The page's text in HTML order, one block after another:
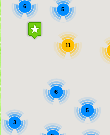
6
3
6
11
5
5